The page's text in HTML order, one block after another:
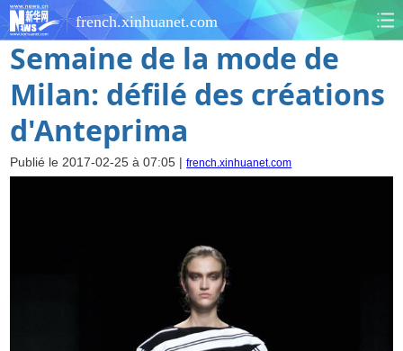
french.xinhuanet.com
Semaine de la mode de
Milan: défilé des créations
d'Anteprima
Publié le 2017-02-25 à 07:05 |french.xinhuanet.com